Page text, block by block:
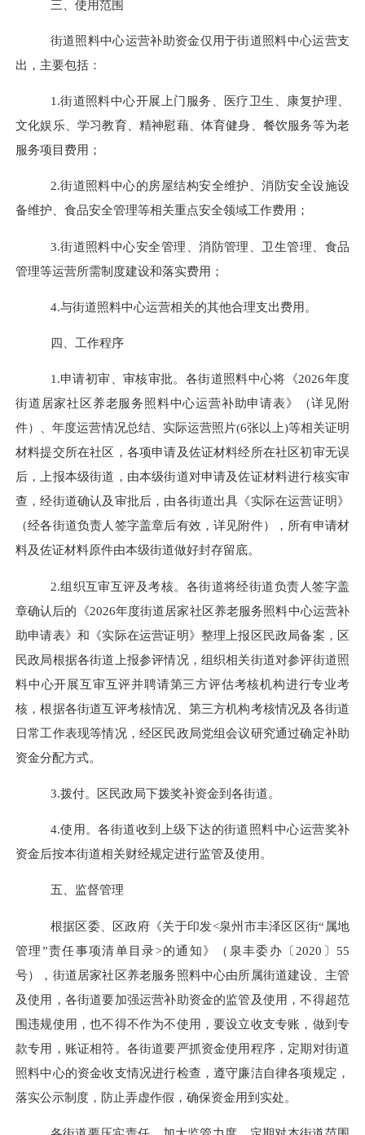
三、使用范围
街道照料中心运营补助资金仅 用于街道照料中心运营支
出，主要包括 ：
1.街道照料中心开展上门服务、医疗卫生、康复护理、
文化娱乐、学习教育、精神慰藉、体育健身、餐饮服务等为老
服务项目费用；
2.街道照料中心的房屋结构安全维护、消防安全设施设
备维护、食品安全管理等相关重点安全领域工作费用；
3.街道照料中心安全管理、消防管理、卫生管理、食品
管理等运营所需制度建设和落实费用；
4.与街道照料中心运营相关的其他合理支出费用。
四、工作程序
1.申请初审、审核审批。 各街道照料中心将《2026年度
街道居家社区养老服务照料中心运营补助申请表》（详见附
件）、年度运营情况总结、实际运营照片(6张以上)等相关证明
材料提交所在社区，各项申请及佐证材料经所在社区初审无误
后，上报本级街道，由本级街道对申请及佐证材料进行核实审
查，经街道确认及审批后，由各街道出具《实际在运营证明》
（经各街道负责人签字盖章后有效，详见附件），所有申请材
料及佐证材料原件由本级街道做好封存留底。
2.组织互审互评及考核。 各街道将经街道负责人签字盖
章确认后的《2026年度街道居家社区养老服务照料中心运营补
助申请表》和《实际在运营证明》整理上报区民政局备案，区
民政局根据各街道上报参评情况，组织相关街道对参评街道照
料中心开展互审互评并聘请第三方评估考核机构进行专业考
核，根据各街道互评考核情况、第三方机构考核情况及 各街道
日常工作表现等情况， 经区民政局党组会议研究通过确定补助
资金分配方式。
3.拨付。 区民政局下拨奖补资金到各街道。
4.使用。各街道收到上级下达的街道照料中心运营奖补
资金后按本街道相关财经规定进行监管及使用。
五、监督管理
根据区委、区政府《关于印发<泉州市丰泽区区街“属地
管理”责任事项清单目录>的通知》（泉丰委办〔2020〕55
号）
，街道居家社区养老服务照料中心由所属街道建设、主管
及使用，各街道要加强运营补助资金的监管及使用，不得超范
围违规使用，也不得不作为不使用，要设立收支专账，做到专
款专用，账证相符。各街道要严抓资金使用程序，定期对街道
照料中心的资金收支情况进行检查，遵守廉洁自律各项规定，
落实公示制度，防止弄虚作假，确保资金用到实处。